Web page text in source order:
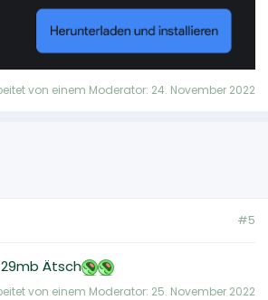
von einem Moderator: 24. November 2022
#5
29mb Ätsch
von einem Moderator: 25. November 2022